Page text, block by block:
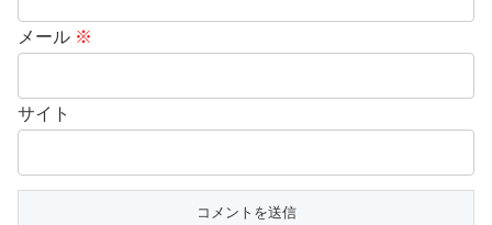
メール ※
サイト